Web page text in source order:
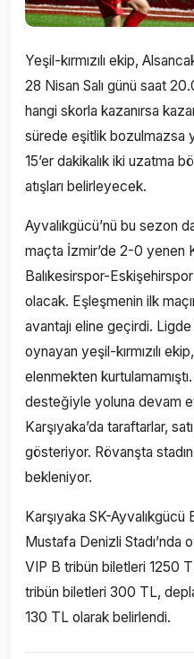
Yeşil-kırmızılı ekip,
28 Nisan Salı günü saat
hangi skorla kazanırsa
sürede eşitlik bozulmazsa
15’er dakikalık iki uzatma
atışları belirleyecek.
Ayvalıkgücü’nü bu sezon
maçta İzmir’de 2-0 yenen
Balıkesirspor-
olacak. Eşleşmenin ilk
avantajı eline geçirdi.
oynayan yeşil-kırmızılı
elenmekten
desteğiyle yoluna devam
Karşıyaka’da taraftarlar,
gösteriyor. Rövanşta stadın
bekleniyor.
Karşıyaka SK-
Mustafa Denizli Stadı’nda
VIP B tribün biletleri 1250
tribün biletleri 300 TL,
130 TL olarak belirlendi.